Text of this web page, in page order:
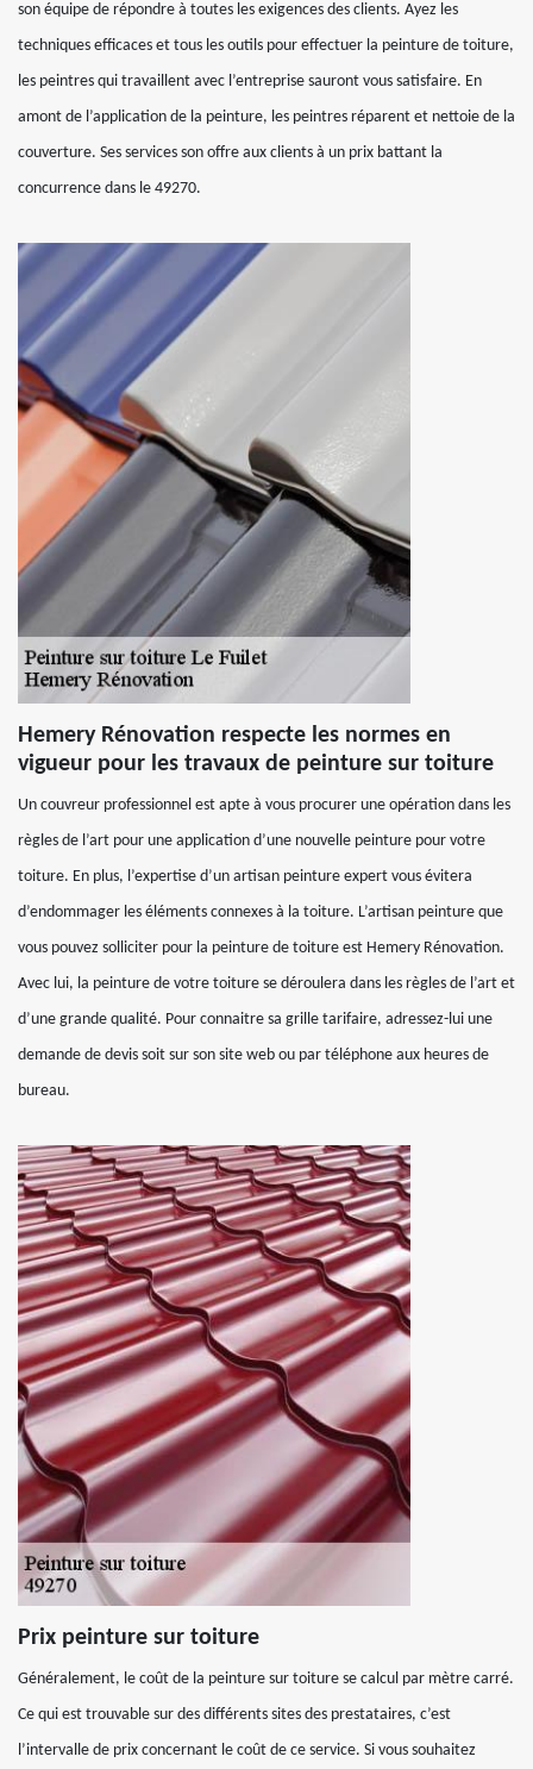
son équipe de répondre à toutes les exigences des clients. Ayez les
techniques efficaces et tous les outils pour effectuer la peinture de toiture,
les peintres qui travaillent avec l’entreprise sauront vous satisfaire. En
amont de l’application de la peinture, les peintres réparent et nettoie de la
couverture. Ses services son offre aux clients à un prix battant la
concurrence dans le 49270.
Hemery Rénovation respecte les normes en
vigueur pour les travaux de peinture sur toiture
Un couvreur professionnel est apte à vous procurer une opération dans les
règles de l’art pour une application d’une nouvelle peinture pour votre
toiture. En plus, l’expertise d’un artisan peinture expert vous évitera
d’endommager les éléments connexes à la toiture. L’artisan peinture que
vous pouvez solliciter pour la peinture de toiture est Hemery Rénovation.
Avec lui, la peinture de votre toiture se déroulera dans les règles de l’art et
d’une grande qualité. Pour connaitre sa grille tarifaire, adressez-lui une
demande de devis soit sur son site web ou par téléphone aux heures de
bureau.
Prix peinture sur toiture
Généralement, le coût de la peinture sur toiture se calcul par mètre carré.
Ce qui est trouvable sur des différents sites des prestataires, c’est
l’intervalle de prix concernant le coût de ce service. Si vous souhaitez